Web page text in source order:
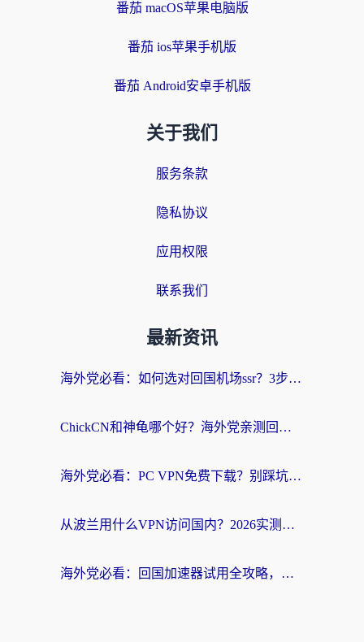
番茄 macOS苹果电脑版
番茄 ios苹果手机版
番茄 Android安卓手机版
关于我们
服务条款
隐私协议
应用权限
联系我们
最新资讯
海外党必看：如何选对回国机场ssr？3步解决国内资源访问难题
ChickCN和神龟哪个好？海外党亲测回国加速器的实用攻略
海外党必看：PC VPN免费下载？别踩坑！3步选对回国加速器无缝刷国内资源
从波兰用什么VPN访问国内？2026实测有效的无缝回国方案
海外党必看：回国加速器试用全攻略，无缝刷国内剧玩游戏不再难